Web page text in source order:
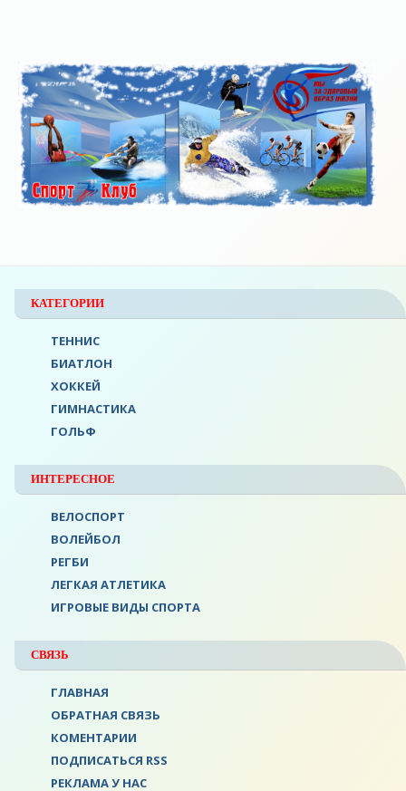
КАТЕГОРИИ
ТЕННИС
БИАТЛОН
ХОККЕЙ
ГИМНАСТИКА
ГОЛЬФ
ИНТЕРЕСНОЕ
ВЕЛОСПОРТ
ВОЛЕЙБОЛ
РЕГБИ
ЛЕГКАЯ АТЛЕТИКА
ИГРОВЫЕ ВИДЫ СПОРТА
СВЯЗЬ
ГЛАВНАЯ
ОБРАТНАЯ СВЯЗЬ
КОМЕНТАРИИ
ПОДПИСАТЬСЯ RSS
РЕКЛАМА У НАС